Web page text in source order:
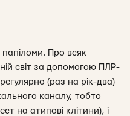
папіломи. Про всяк
світ за допомогою ПЛР-
(раз на рік-два)
каналу, тобто
на атипові клітини), і